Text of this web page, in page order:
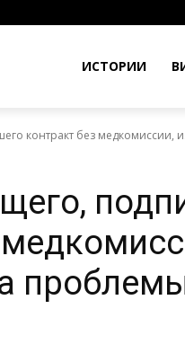
ИСТОРИИ
контракт без